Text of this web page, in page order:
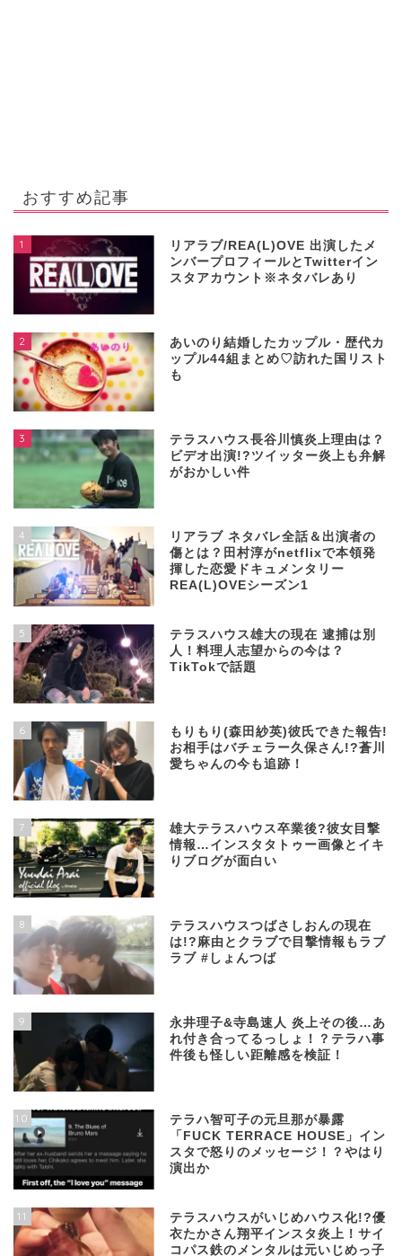
おすすめ記事
1
リアラブ/REA(L)OVE 出演したメ
ンバープロフィールとTwitterイン
スタアカウント※ネタバレあり
2
あいのり結婚したカップル・歴代カ
ップル44組まとめ♡訪れた国リスト
も
3
テラスハウス長谷川慎炎上理由は？
ビデオ出演!?ツイッター炎上も弁解
がおかしい件
4
リアラブ ネタバレ全話＆出演者の
傷とは？田村淳がnetflixで本領発
揮した恋愛ドキュメンタリー
REA(L)OVEシーズン1
5
テラスハウス雄大の現在 逮捕は別
人！料理人志望からの今は？
TikTokで話題
6
もりもり(森田紗英)彼氏できた報告!
お相手はバチェラー久保さん!?蒼川
愛ちゃんの今も追跡！
7
雄大テラスハウス卒業後?彼女目撃
情報…インスタタトゥー画像とイキ
りブログが面白い
8
テラスハウスつばさしおんの現在
は!?麻由とクラブで目撃情報もラブ
ラブ #しょんつば
9
永井理子&寺島速人 炎上その後…あ
れ付き合ってるっしょ！？テラハ事
件後も怪しい距離感を検証！
10
テラハ智可子の元旦那が暴露
「FUCK TERRACE HOUSE」イン
スタで怒りのメッセージ！？やはり
演出か
11
テラスハウスがいじめハウス化!?優
衣たかさん翔平インスタ炎上！サイ
コパス鉄のメンタルは元いじめっ子